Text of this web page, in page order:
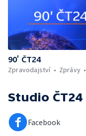
90’ ČT24
Zpravodajství
Zprávy
Studio ČT24
Facebook